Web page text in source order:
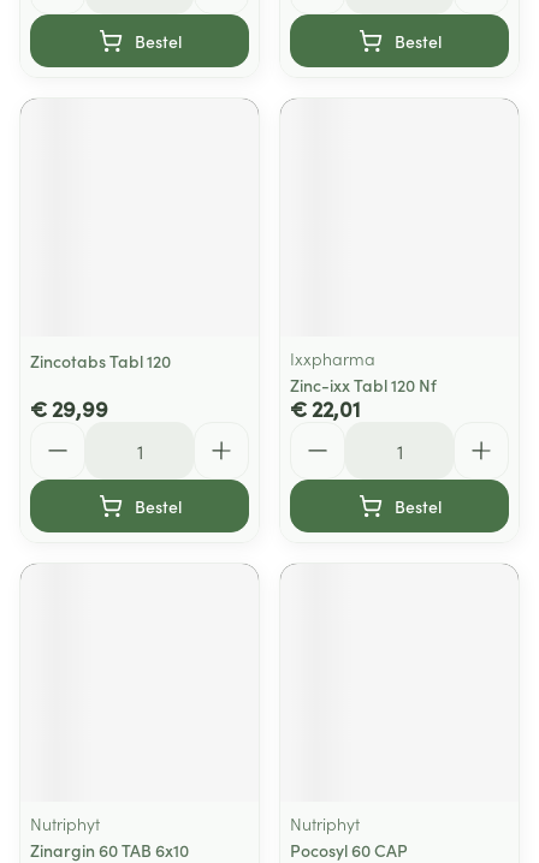
Bestel Bestel
Zincotabs Tabl 120
€ 29,99
Bestel
Ixxpharma
Zinc-ixx Tabl 120 Nf
€ 22,01
Bestel
Nutriphyt
Zinargin 60 TAB 6x10
Nutriphyt
Pocosyl 60 CAP